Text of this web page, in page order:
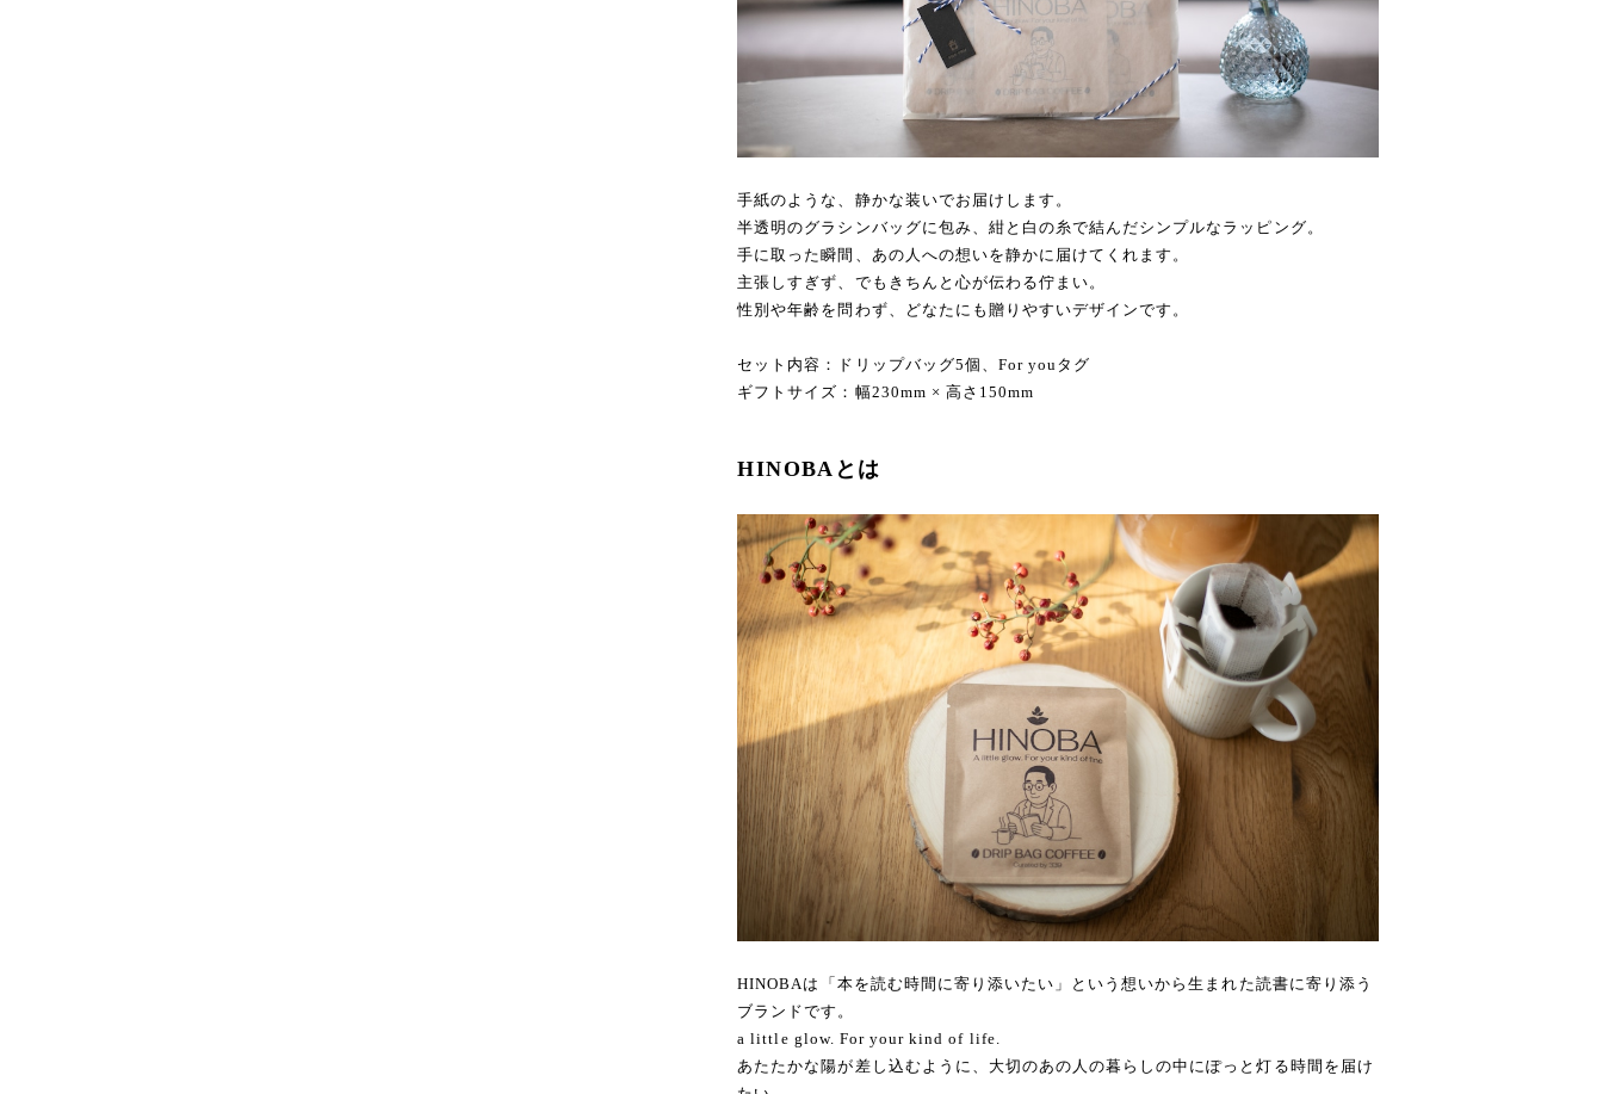
手紙のような、静かな装いでお届けします。
半透明のグラシンバッグに包み、紺と白の糸で結んだシンプルなラッピング。
手に取った瞬間、あの人への想いを静かに届けてくれます。
主張しすぎず、でもきちんと心が伝わる佇まい。
性別や年齢を問わず、どなたにも贈りやすいデザインです。
セット内容：ドリップバッグ5個、For youタグ
ギフトサイズ：幅230mm × 高さ150mm
HINOBAとは
HINOBAは「本を読む時間に寄り添いたい」という想いから生まれた読書に寄り添う
ブランドです。
a little glow. For your kind of life.
あたたかな陽が差し込むように、大切のあの人の暮らしの中にぽっと灯る時間を届け